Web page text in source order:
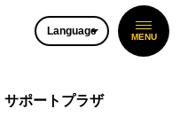
Language
サポートプラザ